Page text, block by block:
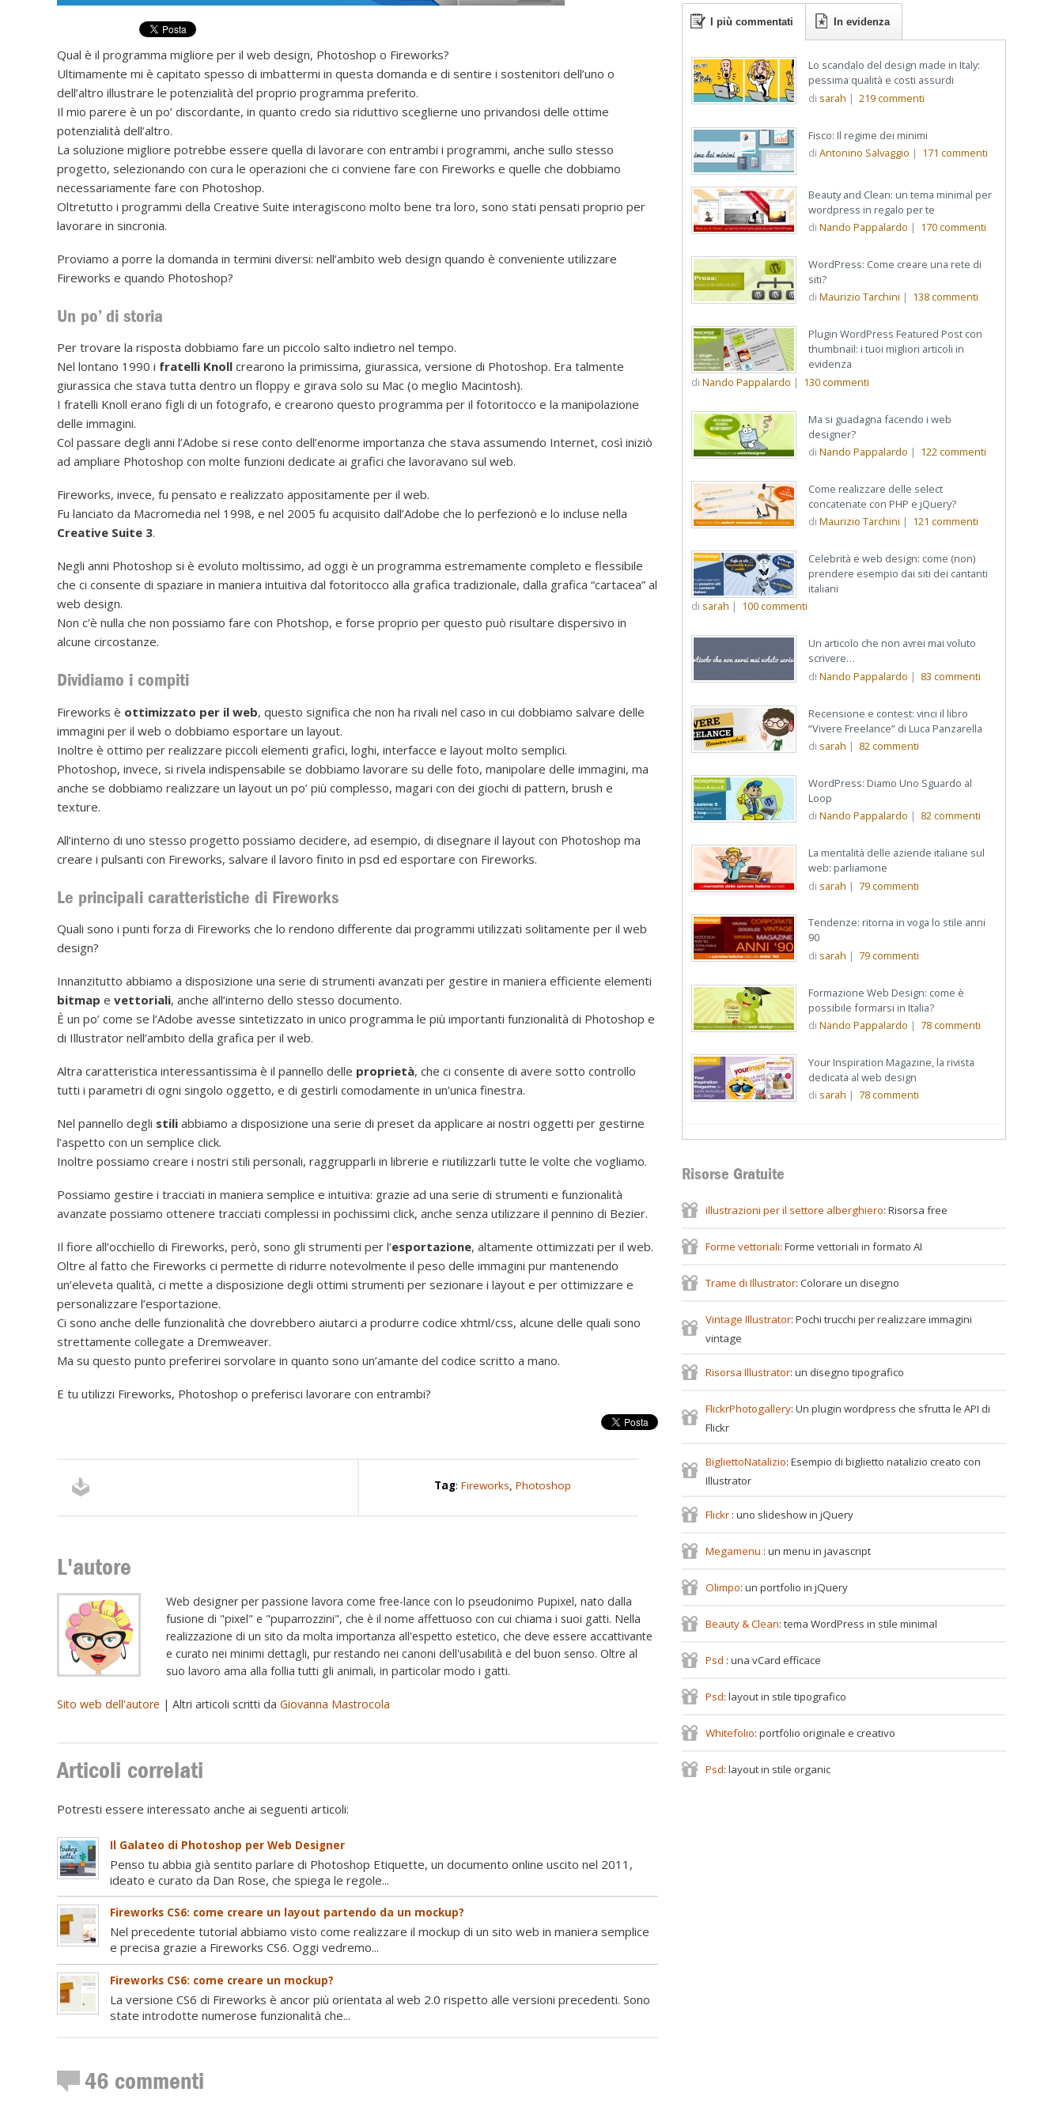
Qual è il programma migliore per il web design, Photoshop o Fireworks?
Ultimamente mi è capitato spesso di imbattermi in questa domanda e di sentire i sostenitori dell’uno o
dell’altro illustrare le potenzialità del proprio programma preferito.
Il mio parere è un po’ discordante, in quanto credo sia riduttivo sceglierne uno privandosi delle ottime
potenzialità dell’altro.
La soluzione migliore potrebbe essere quella di lavorare con entrambi i programmi, anche sullo stesso
progetto, selezionando con cura le operazioni che ci conviene fare con Fireworks e quelle che dobbiamo
necessariamente fare con Photoshop.
Oltretutto i programmi della Creative Suite interagiscono molto bene tra loro, sono stati pensati proprio per
lavorare in sincronia.
Proviamo a porre la domanda in termini diversi: nell’ambito web design quando è conveniente utilizzare
Fireworks e quando Photoshop?
Un po’ di storia
Per trovare la risposta dobbiamo fare un piccolo salto indietro nel tempo.
Nel lontano 1990 i fratelli Knoll crearono la primissima, giurassica, versione di Photoshop. Era talmente
giurassica che stava tutta dentro un floppy e girava solo su Mac (o meglio Macintosh).
I fratelli Knoll erano figli di un fotografo, e crearono questo programma per il fotoritocco e la manipolazione
delle immagini.
Col passare degli anni l’Adobe si rese conto dell’enorme importanza che stava assumendo Internet, così iniziò
ad ampliare Photoshop con molte funzioni dedicate ai grafici che lavoravano sul web.
Fireworks, invece, fu pensato e realizzato appositamente per il web.
Fu lanciato da Macromedia nel 1998, e nel 2005 fu acquisito dall’Adobe che lo perfezionò e lo incluse nella
Creative Suite 3.
Negli anni Photoshop si è evoluto moltissimo, ad oggi è un programma estremamente completo e flessibile
che ci consente di spaziare in maniera intuitiva dal fotoritocco alla grafica tradizionale, dalla grafica “cartacea” al
web design.
Non c’è nulla che non possiamo fare con Photshop, e forse proprio per questo può risultare dispersivo in
alcune circostanze.
Dividiamo i compiti
Fireworks è ottimizzato per il web, questo significa che non ha rivali nel caso in cui dobbiamo salvare delle
immagini per il web o dobbiamo esportare un layout.
Inoltre è ottimo per realizzare piccoli elementi grafici, loghi, interfacce e layout molto semplici.
Photoshop, invece, si rivela indispensabile se dobbiamo lavorare su delle foto, manipolare delle immagini, ma
anche se dobbiamo realizzare un layout un po’ più complesso, magari con dei giochi di pattern, brush e
texture.
All’interno di uno stesso progetto possiamo decidere, ad esempio, di disegnare il layout con Photoshop ma
creare i pulsanti con Fireworks, salvare il lavoro finito in psd ed esportare con Fireworks.
Le principali caratteristiche di Fireworks
Quali sono i punti forza di Fireworks che lo rendono differente dai programmi utilizzati solitamente per il web
design?
Innanzitutto abbiamo a disposizione una serie di strumenti avanzati per gestire in maniera efficiente elementi
bitmap e vettoriali, anche all’interno dello stesso documento.
È un po’ come se l’Adobe avesse sintetizzato in unico programma le più importanti funzionalità di Photoshop e
di Illustrator nell’ambito della grafica per il web.
Altra caratteristica interessantissima è il pannello delle proprietà, che ci consente di avere sotto controllo
tutti i parametri di ogni singolo oggetto, e di gestirli comodamente in un’unica finestra.
Nel pannello degli stili abbiamo a disposizione una serie di preset da applicare ai nostri oggetti per gestirne
l’aspetto con un semplice click.
Inoltre possiamo creare i nostri stili personali, raggrupparli in librerie e riutilizzarli tutte le volte che vogliamo.
Possiamo gestire i tracciati in maniera semplice e intuitiva: grazie ad una serie di strumenti e funzionalità
avanzate possiamo ottenere tracciati complessi in pochissimi click, anche senza utilizzare il pennino di Bezier.
Il fiore all’occhiello di Fireworks, però, sono gli strumenti per l’esportazione, altamente ottimizzati per il web.
Oltre al fatto che Fireworks ci permette di ridurre notevolmente il peso delle immagini pur mantenendo
un’eleveta qualità, ci mette a disposizione degli ottimi strumenti per sezionare i layout e per ottimizzare e
personalizzare l’esportazione.
Ci sono anche delle funzionalità che dovrebbero aiutarci a produrre codice xhtml/css, alcune delle quali sono
strettamente collegate a Dremweaver.
Ma su questo punto preferirei sorvolare in quanto sono un’amante del codice scritto a mano.
E tu utilizzi Fireworks, Photoshop o preferisci lavorare con entrambi?
Tag: Fireworks, Photoshop
L'autore
Web designer per passione lavora come free-lance con lo pseudonimo Pupixel, nato dalla
fusione di "pixel" e "puparrozzini", che è il nome affettuoso con cui chiama i suoi gatti. Nella
realizzazione di un sito da molta importanza all'espetto estetico, che deve essere accattivante
e curato nei minimi dettagli, pur restando nei canoni dell'usabilità e del buon senso. Oltre al
suo lavoro ama alla follia tutti gli animali, in particolar modo i gatti.
Sito web dell'autore | Altri articoli scritti da Giovanna Mastrocola
Articoli correlati
Potresti essere interessato anche ai seguenti articoli:
Il Galateo di Photoshop per Web Designer
Penso tu abbia già sentito parlare di Photoshop Etiquette, un documento online uscito nel 2011,
ideato e curato da Dan Rose, che spiega le regole...
Fireworks CS6: come creare un layout partendo da un mockup?
Nel precedente tutorial abbiamo visto come realizzare il mockup di un sito web in maniera semplice
e precisa grazie a Fireworks CS6. Oggi vedremo...
Fireworks CS6: come creare un mockup?
La versione CS6 di Fireworks è ancor più orientata al web 2.0 rispetto alle versioni precedenti. Sono
state introdotte numerose funzionalità che...
46 commenti
I più commentati In evidenza
Lo scandalo del design made in Italy:
pessima qualità e costi assurdi
di sarah | 219commenti
Fisco: Il regime dei minimi
di Antonino Salvaggio | 171 commenti
Beauty and Clean: un tema minimal per
wordpress in regalo per te
di Nando Pappalardo | 170commenti
WordPress: Come creare una rete di
siti?
di Maurizio Tarchini | 138commenti
Plugin WordPress Featured Post con
thumbnail: i tuoi migliori articoli in
evidenza
di Nando Pappalardo | 130commenti
Ma si guadagna facendo i web
designer?
di Nando Pappalardo | 122commenti
Come realizzare delle select
concatenate con PHP e jQuery?
di Maurizio Tarchini | 121 commenti
Celebrità e web design: come (non)
prendere esempio dai siti dei cantanti
italiani
di sarah | 100commenti
Un articolo che non avrei mai voluto
scrivere…
di Nando Pappalardo | 83 commenti
Recensione e contest: vinci il libro
“Vivere Freelance” di Luca Panzarella
di sarah | 82commenti
WordPress: Diamo Uno Sguardo al
Loop
di Nando Pappalardo | 82commenti
La mentalità delle aziende italiane sul
web: parliamone
di sarah | 79commenti
Tendenze: ritorna in voga lo stile anni
90
di sarah | 79commenti
Formazione Web Design: come è
possibile formarsi in Italia?
di Nando Pappalardo | 78commenti
Your Inspiration Magazine, la rivista
dedicata al web design
di sarah | 78commenti
Risorse Gratuite
illustrazioni per il settore alberghiero: Risorsa free
Forme vettoriali: Forme vettoriali in formato AI
Trame di Illustrator: Colorare un disegno
Vintage Illustrator: Pochi trucchi per realizzare immagini
vintage
Risorsa Illustrator: un disegno tipografico
FlickrPhotogallery: Un plugin wordpress che sfrutta le API di
Flickr
BigliettoNatalizio: Esempio di biglietto natalizio creato con
Illustrator
Flickr : uno slideshow in jQuery
Megamenu : un menu in javascript
Olimpo: un portfolio in jQuery
Beauty & Clean: tema WordPress in stile minimal
Psd : una vCard efficace
Psd: layout in stile tipografico
Whitefolio: portfolio originale e creativo
Psd: layout in stile organic